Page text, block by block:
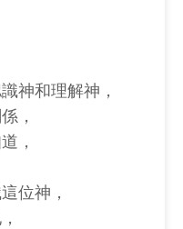
神和理解神，
，
，
位神，